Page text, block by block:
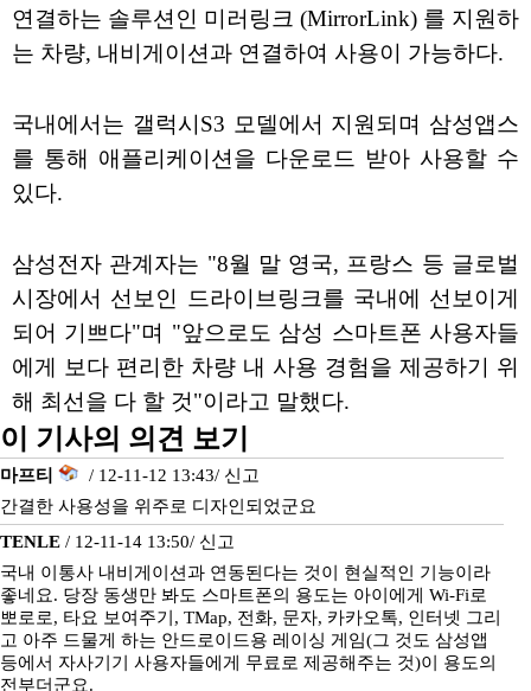
연결하는 솔루션인 미러링크 (MirrorLink) 를 지원하
는 차량, 내비게이션과 연결하여 사용이 가능하다.
국내에서는 갤럭시S3 모델에서 지원되며 삼성앱스
를 통해 애플리케이션을 다운로드 받아 사용할 수
있다.
삼성전자 관계자는 "8월 말 영국, 프랑스 등 글로벌
시장에서 선보인 드라이브링크를 국내에 선보이게
되어 기쁘다"며 "앞으로도 삼성 스마트폰 사용자들
에게 보다 편리한 차량 내 사용 경험을 제공하기 위
해 최선을 다 할 것"이라고 말했다.
이 기사의 의견 보기
마프티 / 12-11-12 13:43/ 신고
간결한 사용성을 위주로 디자인되었군요
TENLE / 12-11-14 13:50/ 신고
국내 이통사 내비게이션과 연동된다는 것이 현실적인 기능이라
좋네요. 당장 동생만 봐도 스마트폰의 용도는 아이에게 Wi-Fi로
뽀로로, 타요 보여주기, TMap, 전화, 문자, 카카오톡, 인터넷 그리
고 아주 드물게 하는 안드로이드용 레이싱 게임(그 것도 삼성앱
등에서 자사기기 사용자들에게 무료로 제공해주는 것)이 용도의
전부더군요.